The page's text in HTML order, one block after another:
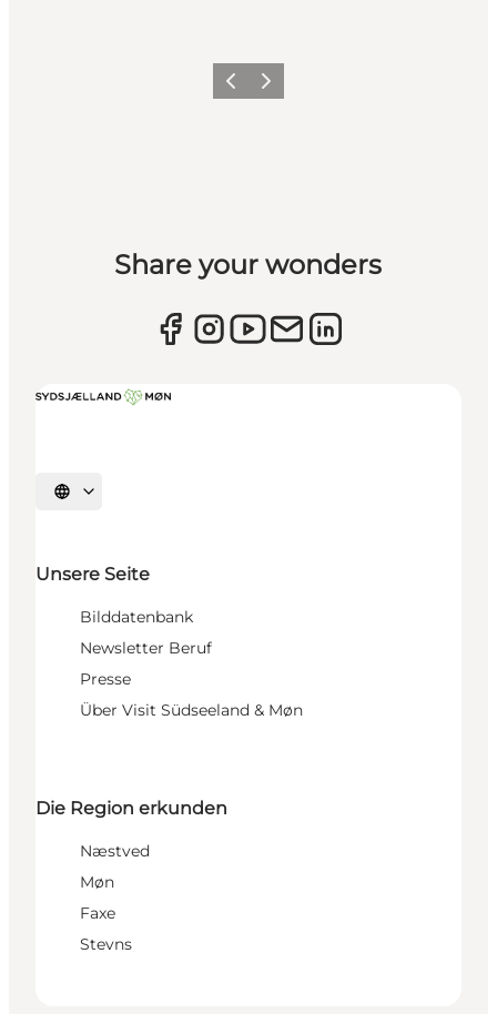
ZurückWeiter
Share your wonders
Sprache auswählen
Unsere Seite
Bilddatenbank
Newsletter Beruf
Presse
Über Visit Südseeland & Møn
Die Region erkunden
Næstved
Møn
Faxe
Stevns